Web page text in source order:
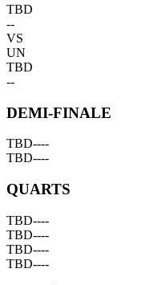
TBD
--
VS
UN
TBD
--
DEMI-FINALE
TBD----
TBD----
QUARTS
TBD----
TBD----
TBD----
TBD----